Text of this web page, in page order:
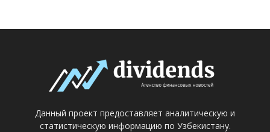
Данный проект предоставляет аналитическую и
статистическую информацию по Узбекистану.